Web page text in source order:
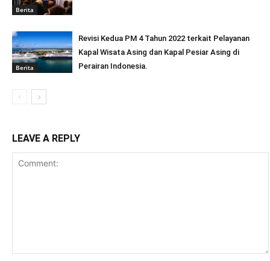
Berita
Berita
Revisi Kedua PM 4 Tahun 2022 terkait Pelayanan
Kapal Wisata Asing dan Kapal Pesiar Asing di
Perairan Indonesia.
LEAVE A REPLY